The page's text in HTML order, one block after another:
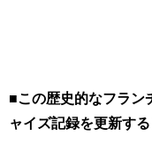
■この歴史的なフラン
ャイズ記録を更新す